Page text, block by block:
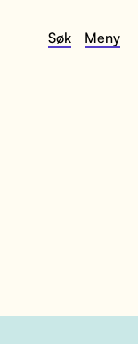
Søk Meny